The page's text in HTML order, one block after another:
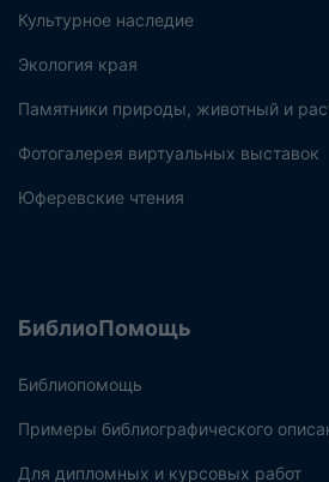
Культурное наследие
Экология края
Памятники природы, животный и
Фотогалерея виртуальных выставок
Юферевские чтения
БиблиоПомощь
Библиопомощь
Примеры библиографического
Для дипломных и курсовых работ